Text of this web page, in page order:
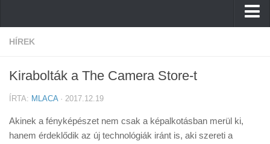
Hírek
Cikkek
Firmware
HÍREK
Kirabolták a The Camera Store-t
ÍRTA: MLACA· 2017.12.19
Akinek a fényképészet nem csak a képalkotásban merül ki,
hanem érdeklődik az új technológiák iránt is, aki szereti a